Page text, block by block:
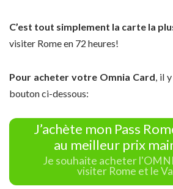
C’est tout simplement la carte la
visiter Rome en 72 heures!
Pour acheter votre Omnia Card , il
bouton ci-dessous:
J’achète mon Pass
au meilleur prix
Je souhaite acheter
visiter Rome et le